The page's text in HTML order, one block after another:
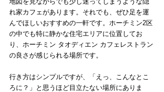
れ家カフェがあります。それでも、ぜひ足を運
んでほしいおすすめの一軒です。ホーチミン2区
の中でも特に静かな住宅エリアに位置してお
り、ホーチミン タオディエン カフェレストラン
の良さが感じられる場所です。
行き方はシンプルですが、「えっ、こんなとこ
ろに？」と思うほど目立たない場所にありま